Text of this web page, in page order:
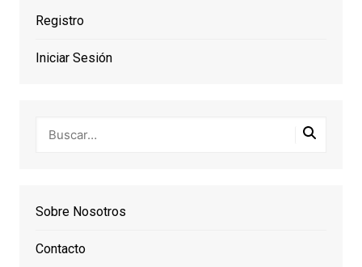
Registro
Iniciar Sesión
Sobre Nosotros
Contacto